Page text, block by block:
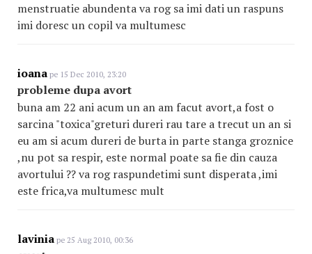
menstruatie abundenta va rog sa imi dati un raspuns
imi doresc un copil va multumesc
ioana pe 15 Dec 2010, 23:20
probleme dupa avort
buna am 22 ani acum un an am facut avort,a fost o
sarcina "toxica"greturi dureri rau tare a trecut un an si
eu am si acum dureri de burta in parte stanga groznice
,nu pot sa respir, este normal poate sa fie din cauza
avortului ?? va rog raspundetimi sunt disperata ,imi
este frica,va multumesc mult
lavinia pe 25 Aug 2010, 00:36